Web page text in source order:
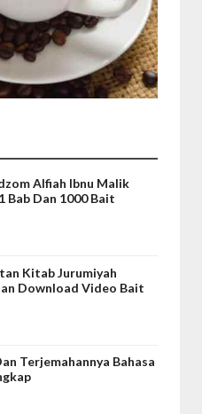
Alfiah Ibnu Malik
Bab Dan 1000 Bait
Kitab Jurumiyah
Download Video Bait
Terjemahannya Bahasa